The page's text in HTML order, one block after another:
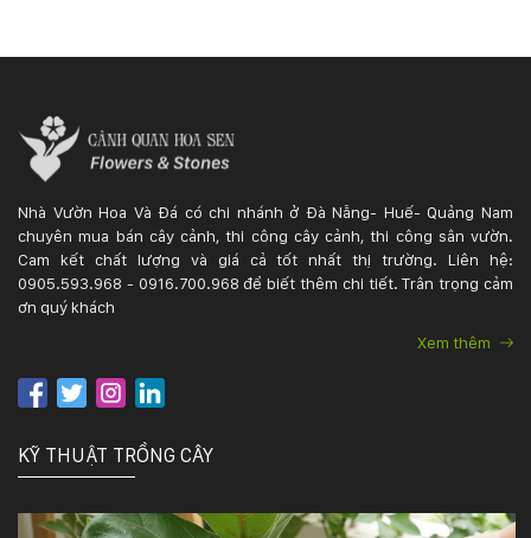
Nhà Vườn Hoa Và Đá có chi nhánh ở Đà Nẵng- Huế- Quảng Nam
chuyên mua bán cây cảnh, thi công cây cảnh, thi công sân vườn.
Cam kết chất lượng và giá cả tốt nhất thị trường. Liên hệ:
0905.593.968 - 0916.700.968 để biết thêm chi tiết. Trân trọng cảm
ơn quý khách
Xem thêm
KỸ THUẬT TRỒNG CÂY